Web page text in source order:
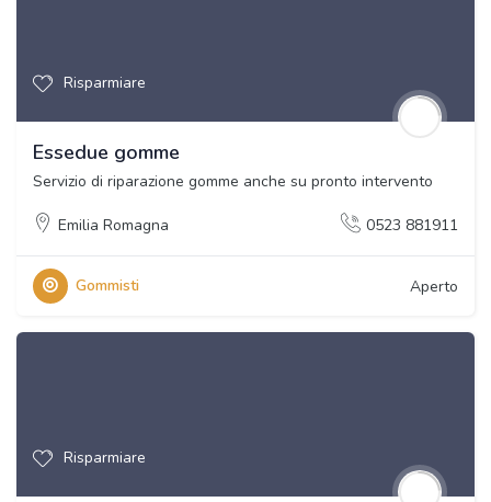
Risparmiare
Essedue gomme
Servizio di riparazione gomme anche su pronto intervento
Emilia Romagna 0523 881911
Gommisti Aperto
Risparmiare